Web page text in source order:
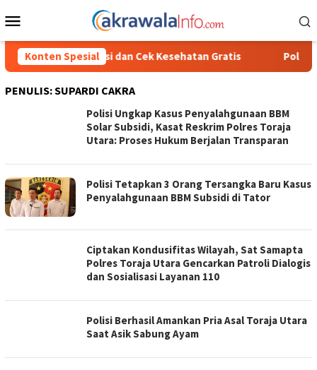
ke
Mobile
Konten Spesial
Cek Kesehatan Gratis Polisi Ungkap Kasus
PENULIS:SUPARDI CAKRA
Polisi Ungkap Kasus Penyalahgunaan BBM
Solar Subsidi, Kasat Reskrim Polres Toraja
Utara: Proses Hukum Berjalan Transparan
Polisi Tetapkan 3 Orang Tersangka Baru Kasus
Penyalahgunaan BBM Subsidi di Tator
Ciptakan Kondusifitas Wilayah, Sat Samapta
Polres Toraja Utara Gencarkan Patroli Dialogis
dan Sosialisasi Layanan 110
Polisi Berhasil Amankan Pria Asal Toraja Utara
Saat Asik Sabung Ayam